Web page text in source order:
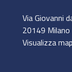
Via Giovanni
20149 Milano
Visualizza